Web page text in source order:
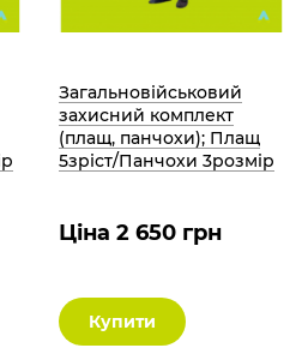
Загальновійськовий
захисний комплект
(плащ, панчохи); Плащ
5зріст/Панчохи 3розмір
Ціна 2 650 грн
Купити